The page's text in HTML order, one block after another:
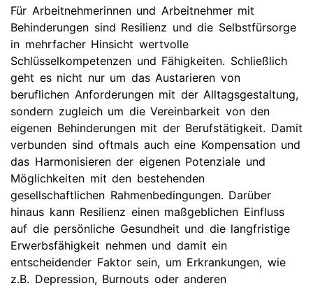
Für Arbeitnehmerinnen und Arbeitnehmer mit
Behinderungen sind Resilienz und die Selbstfürsorge
in mehrfacher Hinsicht wertvolle
Schlüsselkompetenzen und Fähigkeiten. Schließlich
geht es nicht nur um das Austarieren von
beruflichen Anforderungen mit der Alltagsgestaltung,
sondern zugleich um die Vereinbarkeit von den
eigenen Behinderungen mit der Berufstätigkeit. Damit
verbunden sind oftmals auch eine Kompensation und
das Harmonisieren der eigenen Potenziale und
Möglichkeiten mit den bestehenden
gesellschaftlichen Rahmenbedingungen. Darüber
hinaus kann Resilienz einen maßgeblichen Einfluss
auf die persönliche Gesundheit und die langfristige
Erwerbsfähigkeit nehmen und damit ein
entscheidender Faktor sein, um Erkrankungen, wie
z.B. Depression, Burnouts oder anderen